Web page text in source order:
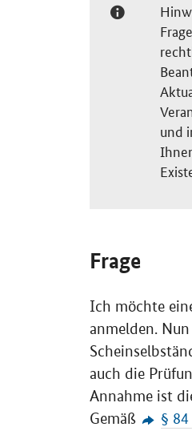
und
Frage
Ich möchte
anmelden.
auch die
Annahme ist
Gemäß
§ 84